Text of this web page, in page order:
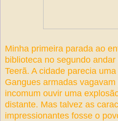
Minha primeira parada ao
biblioteca no segundo
Teerã. A cidade parecia
Gangues armadas
incomum ouvir uma
distante. Mas talvez as
impressionantes fosse o